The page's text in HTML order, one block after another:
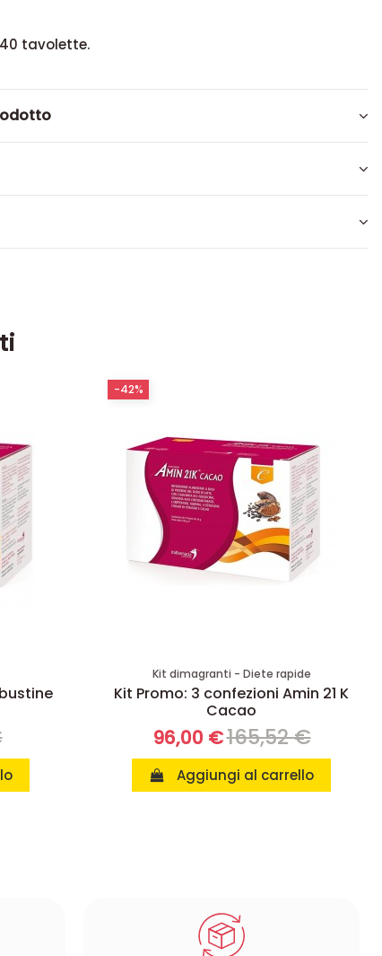
tavolette.
Kit dimagranti - Diete rapide
Kit Promo: 3 confezioni Amin 21 K
Cacao
96,00 €165,52 €
Aggiungi al carrello
-42%